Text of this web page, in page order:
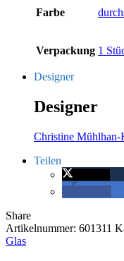
Farbe
Verpackung 1
Designer
Designer
Christine Mühlhan-
Teilen
Share
Artikelnummer: 601311
Glas